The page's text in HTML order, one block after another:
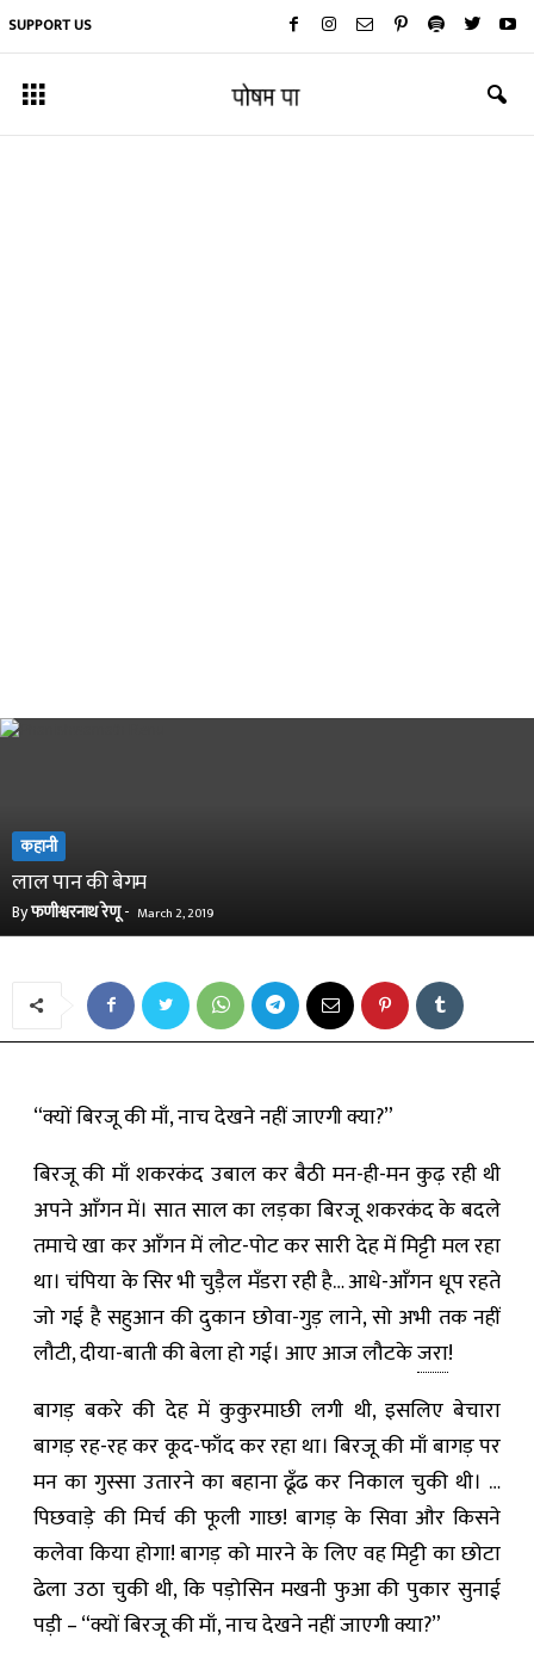
SUPPORT US
कहानी
लाल पान की बेगम
Byफणीश्वरनाथ रेणू- March 2, 2019
“क्यों बिरजू की माँ, नाच देखने नहीं जाएगी क्या?”
बिरजू की माँ शकरकंद उबाल कर बैठी मन-ही-मन कुढ़ रही थी
अपने आँगन में। सात साल का लड़का बिरजू शकरकंद के बदले
तमाचे खा कर आँगन में लोट-पोट कर सारी देह में मिट्टी मल रहा
था। चंपिया के सिर भी चुड़ैल मँडरा रही है… आधे-आँगन धूप रहते
जो गई है सहुआन की दुकान छोवा-गुड़ लाने, सो अभी तक नहीं
लौटी, दीया-बाती की बेला हो गई। आए आज लौटकेजरा!
बागड़ बकरे की देह में कुकुरमाछी लगी थी, इसलिए बेचारा
बागड़ रह-रह कर कूद-फाँद कर रहा था। बिरजू की माँ बागड़ पर
मन का गुस्सा उतारने का बहाना ढूँढ कर निकाल चुकी थी। …
पिछवाड़े की मिर्च की फूली गाछ! बागड़ के सिवा और किसने
कलेवा किया होगा! बागड़ को मारने के लिए वह मिट्टी का छोटा
ढेला उठा चुकी थी, कि पड़ोसिन मखनी फुआ की पुकार सुनाई
पड़ी – “क्यों बिरजू की माँ, नाच देखने नहीं जाएगी क्या?”